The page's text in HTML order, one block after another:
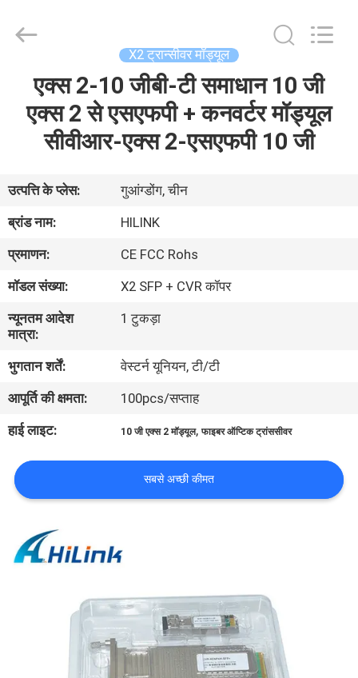
उत्पाद
हमारे
बारे
में
कारखाने
का
गुणवत्ता
नियंत्रण
हमसे
करें
Technology
Co.,Ltd..
X2 ट्रान्सीवर मॉड्यूल
एक्स 2-10 जीबी-टी समाधान 10 जी
एक्स 2 से एसएफपी + कनवर्टर मॉड्यूल
सीवीआर-एक्स 2-एसएफपी 10 जी
उत्पत्ति के प्लेस:
गुआंग्डोंग, चीन
ब्रांड नाम:
HILINK
प्रमाणन:
CE FCC Rohs
मॉडल संख्या:
X2 SFP + CVR कॉपर
न्यूनतम आदेश
मात्रा:
1 टुकड़ा
भुगतान शर्तें:
वेस्टर्न यूनियन, टी/टी
आपूर्ति की क्षमता:
100pcs/सप्ताह
हाई लाइट:
10 जी एक्स 2 मॉड्यूल,फाइबर ऑप्टिक ट्रांससीवर
सबसे अच्छी कीमत